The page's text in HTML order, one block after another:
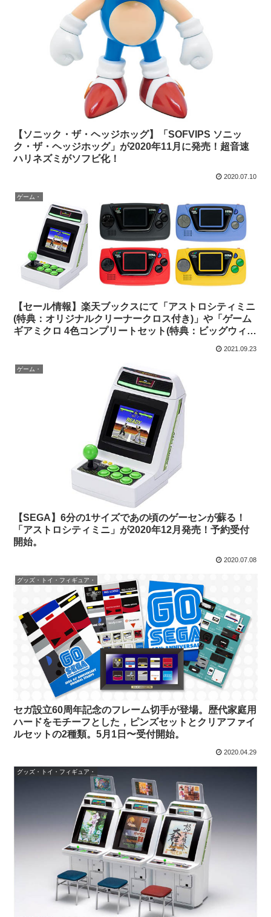
【ソニック・ザ・ヘッジホッグ】「SOFVIPS ソニッ
ク・ザ・ヘッジホッグ」が2020年11月に発売！超音速
ハリネズミがソフビ化！
2020.07.10
ゲーム・
【セール情報】楽天ブックスにて「アストロシティミニ
(特典：オリジナルクリーナークロス付き)」や「ゲーム
ギアミクロ 4色コンプリートセット(特典：ビッグウィン
ドーミクロ付き)」がセール中【レトロゲーム】
2021.09.23
ゲーム・
【SEGA】6分の1サイズであの頃のゲーセンが蘇る！
「アストロシティミニ」が2020年12月発売！予約受付
開始。
2020.07.08
グッズ・トイ・フィギュア・
セガ設立60周年記念のフレーム切手が登場。歴代家庭用
ハードをモチーフとした，ピンズセットとクリアファイ
ルセットの2種類。5月1日〜受付開始。
2020.04.29
グッズ・トイ・フィギュア・